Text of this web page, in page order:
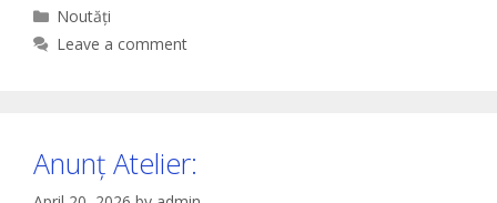
Categories
Noutăți
Leave a comment
Anunț Atelier: